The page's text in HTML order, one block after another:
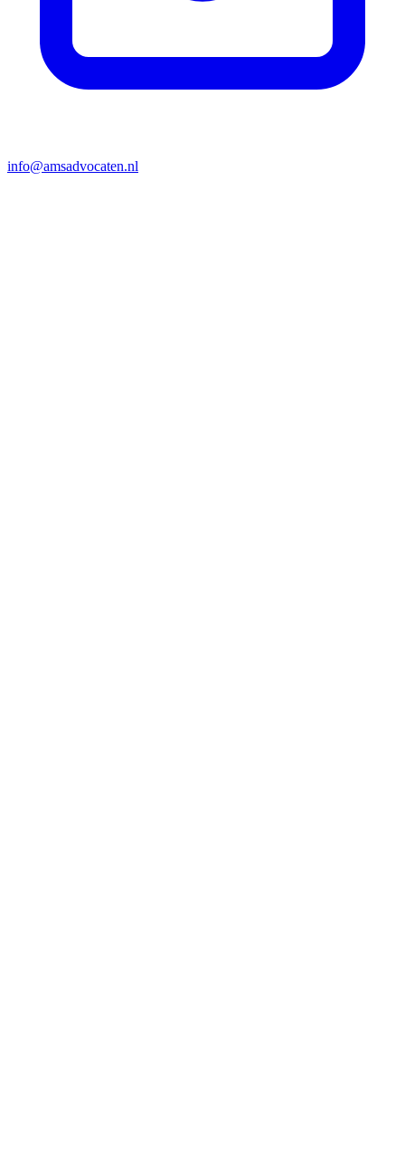
info@amsadvocaten.nl